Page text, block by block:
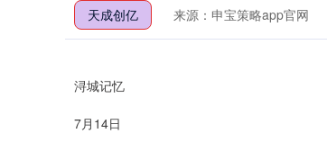
天成创亿 来源：申宝策略app官网
浔城记忆
7月14日